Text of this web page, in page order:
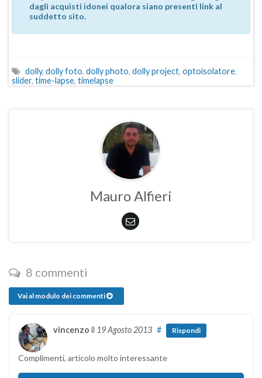
dagli acquisti idonei qualora siano presenti link al
suddetto sito.
dolly, dolly foto, dolly photo, dolly project, optoisolatore,
slider, time-lapse, timelapse
Mauro Alfieri
8 commenti
Vai al modulo dei commenti
vincenzo il 19 Agosto 2013 # Rispondi
Complimenti, articolo molto interessante